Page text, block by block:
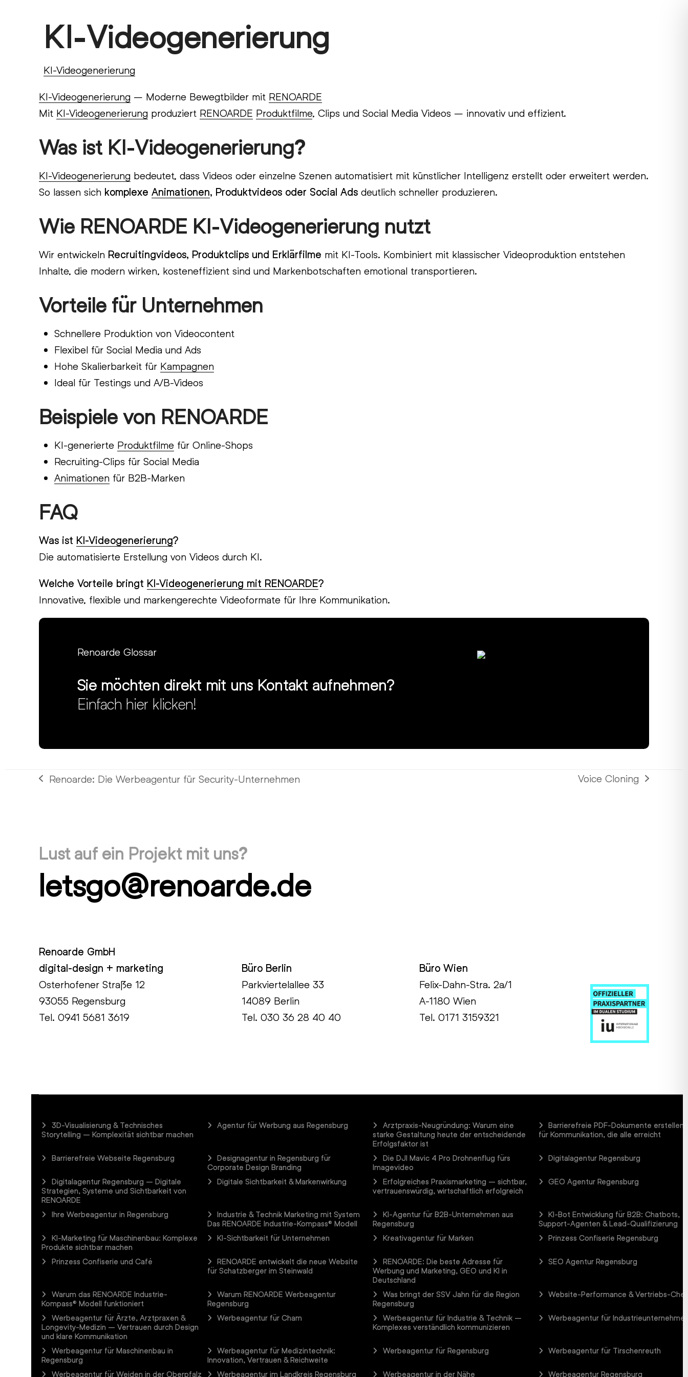
KI-Videogenerierung
KI-Videogenerierung
KI-Videogenerierung – Moderne Bewegtbilder mit RENOARDE
Mit KI-Videogenerierung produziert RENOARDE Produktfilme, Clips und Social Media Videos – innovativ und effizient.
Was ist KI-Videogenerierung?
KI-Videogenerierung bedeutet, dass Videos oder einzelne Szenen automatisiert mit künstlicher Intelligenz erstellt oder erweitert werden.
So lassen sich komplexeAnimationen, Produktvideos oder Social Ads deutlich schneller produzieren.
Wie RENOARDE KI-Videogenerierung nutzt
Wir entwickeln Recruitingvideos, Produktclips und Erklärfilme mit KI-Tools. Kombiniert mit klassischer Videoproduktion entstehen
Inhalte, die modern wirken, kosteneffizient sind und Markenbotschaften emotional transportieren.
Vorteile für Unternehmen
Schnellere Produktion von Videocontent
Flexibel für Social Media und Ads
Hohe Skalierbarkeit für Kampagnen
Ideal für Testings und A/B-Videos
Beispiele von RENOARDE
KI-generierte Produktfilme für Online-Shops
Recruiting-Clips für Social Media
Animationen für B2B-Marken
FAQ
Was ist KI-Videogenerierung?
Die automatisierte Erstellung von Videos durch KI.
Welche Vorteile bringt KI-Videogenerierung mit RENOARDE?
Innovative, flexible und markengerechte Videoformate für Ihre Kommunikation.
Renoarde Glossar
Sie möchten direkt mit uns Kontakt aufnehmen?
Einfach hier klicken!
vorheriger
Renoarde: Die Werbeagentur für Security-Unternehmen
Nächster
Voice Cloning
Lust auf ein Projekt mit uns?
letsgo@renoarde.de
Renoarde GmbH
digital-design + marketing
Osterhofener Straße 12
93055 Regensburg
Tel.0941 5681 3619
Büro Berlin
Parkviertelallee 33
14089 Berlin
Tel.030 36 28 40 40
Büro Wien
Felix-Dahn-Stra. 2a/1
A-1180 Wien
Tel. 0171 3159321
3D-Visualisierung & Technisches
Storytelling – Komplexität sichtbar machen
Agentur für Werbung aus Regensburg
Arztpraxis-Neugründung: Warum eine
starke Gestaltung heute der entscheidende
Erfolgsfaktor ist
Barrierefreie PDF-Dokumente erstellen
für Kommunikation, die alle erreicht
Barrierefreie Webseite Regensburg
Designagentur in Regensburg für
Corporate Design Branding
Die DJI Mavic 4 Pro Drohnenflug fürs
Imagevideo
Digitalagentur Regensburg
Digitalagentur Regensburg – Digitale
Strategien, Systeme und Sichtbarkeit von
RENOARDE
Digitale Sichtbarkeit & Markenwirkung
Erfolgreiches Praxismarketing – sichtbar,
vertrauenswürdig, wirtschaftlich erfolgreich
GEO Agentur Regensburg
Ihre Werbeagentur in Regensburg
Industrie & Technik Marketing mit System
Das RENOARDE Industrie-Kompass® Modell
KI-Agentur für B2B-Unternehmen aus
Regensburg
KI-Bot Entwicklung für B2B: Chatbots,
Support-Agenten & Lead-Qualifizierung
KI-Marketing für Maschinenbau: Komplexe
Produkte sichtbar machen
KI-Sichtbarkeit für Unternehmen Kreativagentur für Marken Prinzess Confiserie Regensburg
Prinzess Confiserie und Café
RENOARDE entwickelt die neue Website
für Schatzberger im Steinwald
RENOARDE: Die beste Adresse für
Werbung und Marketing, GEO und KI in
Deutschland
SEO Agentur Regensburg
Warum das RENOARDE Industrie-
Kompass® Modell funktioniert
Warum RENOARDE Werbeagentur
Regensburg
Was bringt der SSV Jahn für die Region
Regensburg
Website-Performance & Vertriebs-
Werbeagentur für Ärzte, Arztpraxen &
Longevity-Medizin – Vertrauen durch Design
und klare Kommunikation
Werbeagentur für Cham
Werbeagentur für Industrie & Technik –
Komplexes verständlich kommunizieren
Werbeagentur für
Werbeagentur für Maschinenbau in
Regensburg
Werbeagentur für Medizintechnik:
Innovation, Vertrauen & Reichweite
Werbeagentur für Regensburg Werbeagentur für Tirschenreuth
Werbeagentur für Weiden in der Oberpfalz Werbeagentur im Landkreis Regensburg Werbeagentur in der Nähe Werbeagentur Regensburg